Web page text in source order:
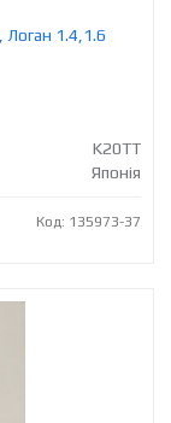
Логан 1.4,1.6
K20TT
Японія
Код: 135973-37